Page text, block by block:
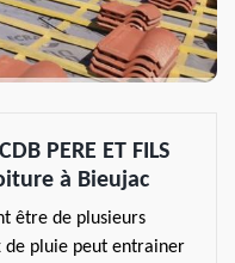
PERE ET FILS
à Bieujac
être de plusieurs
de pluie peut entrainer